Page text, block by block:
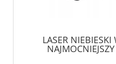
LASER